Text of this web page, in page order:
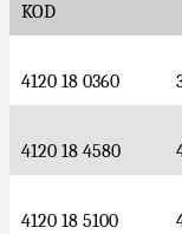
KOD
4120 18 0360
4120 18 4580
4120 18 5100